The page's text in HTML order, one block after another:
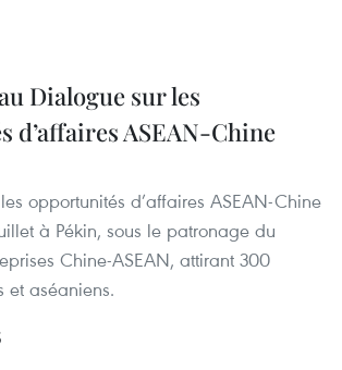
Dialogue sur les
d’affaires ASEAN-Chine
opportunités d’affaires ASEAN-Chine
à Pékin, sous le patronage du
Chine-ASEAN, attirant 300
et aséaniens.